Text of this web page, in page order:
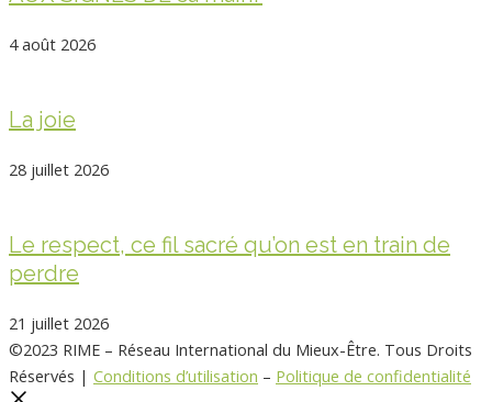
4 août 2026
La joie
28 juillet 2026
Le respect, ce fil sacré qu’on est en train de
perdre
21 juillet 2026
©2023 RIME – Réseau International du Mieux-Être. Tous Droits
Réservés | Conditions d’utilisation – Politique de confidentialité